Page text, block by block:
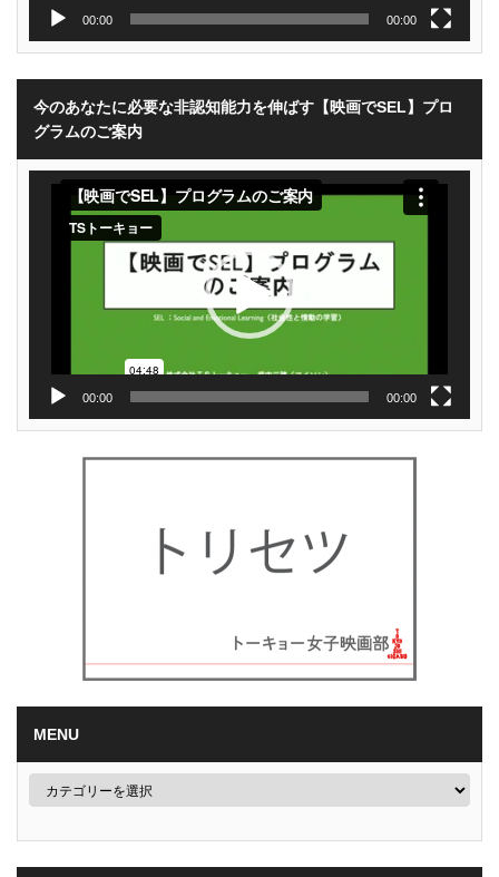
00:00 00:00
今のあなたに必要な非認知能力を伸ばす【映画でSEL】プロ
グラムのご案内
00:00 00:00
MENU